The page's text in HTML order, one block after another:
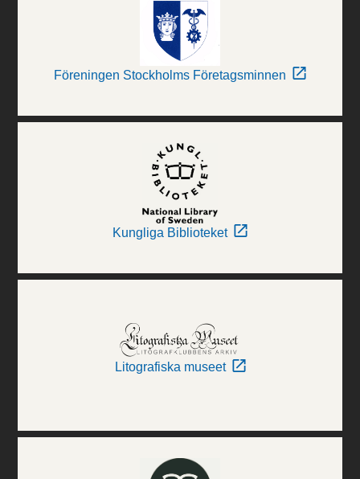
Föreningen Stockholms Företagsminnen
Kungliga Biblioteket
Litografiska museet